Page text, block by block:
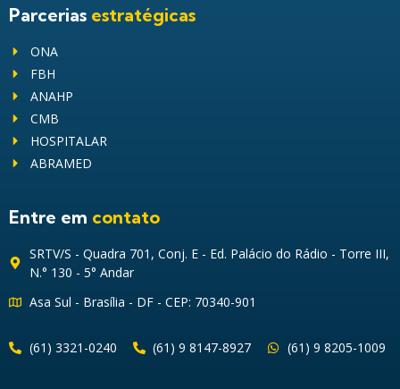
Parcerias estratégicas
ONA
FBH
ANAHP
CMB
HOSPITALAR
ABRAMED
Entre em contato
SRTV/S - Quadra 701, Conj. E - Ed. Palácio do Rádio - Torre III,
N.° 130 - 5° Andar
Asa Sul - Brasília - DF - CEP: 70340-901
(61) 3321-0240 (61) 9 8147-8927 (61) 9 8205-1009